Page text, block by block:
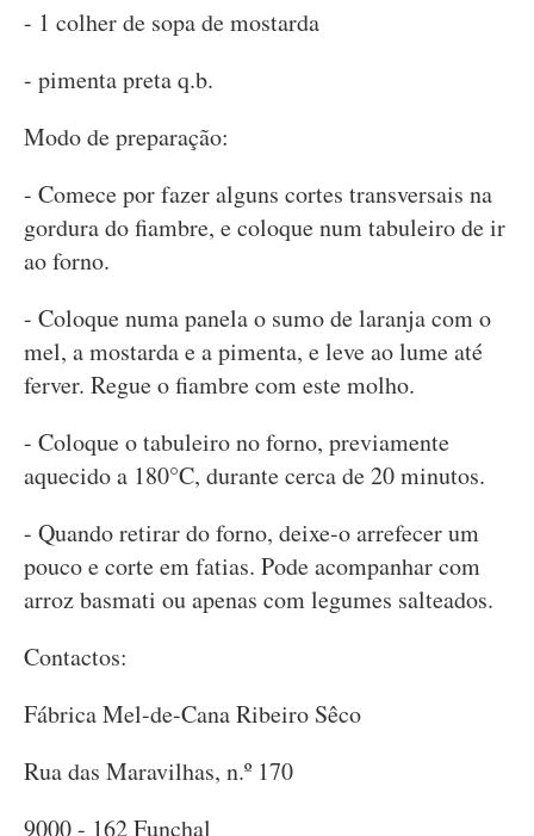
- 1 colher de sopa de mostarda
- pimenta preta q.b.
Modo de preparação:
- Comece por fazer alguns cortes transversais na
gordura do fiambre, e coloque num tabuleiro de ir
ao forno.
- Coloque numa panela o sumo de laranja com o
mel, a mostarda e a pimenta, e leve ao lume até
ferver. Regue o fiambre com este molho.
- Coloque o tabuleiro no forno, previamente
aquecido a 180°C, durante cerca de 20 minutos.
- Quando retirar do forno, deixe-o arrefecer um
pouco e corte em fatias. Pode acompanhar com
arroz basmati ou apenas com legumes salteados.
Contactos:
Fábrica Mel-de-Cana Ribeiro Sêco
Rua das Maravilhas, n.º 170
9000 - 162 Funchal